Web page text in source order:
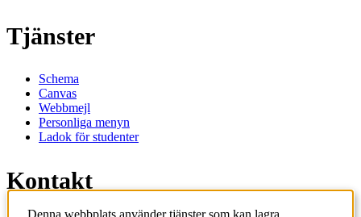
Tjänster
Schema
Canvas
Webbmejl
Personliga menyn
Ladok för studenter
Kontakt
Denna webbplats använder tjänster som kan lagra